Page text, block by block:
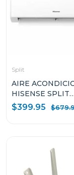
Split
AIRE
HISENSE SPLIT
INVERTER
ATR182CJ
$399.95